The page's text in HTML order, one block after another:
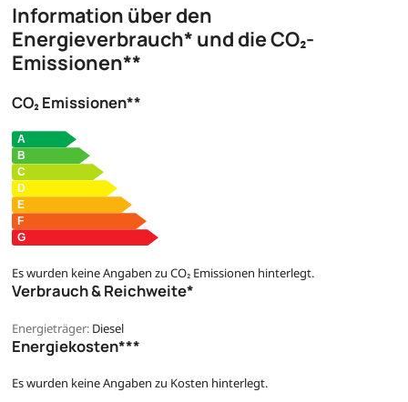
Information über den
Energieverbrauch* und die CO₂-
Emissionen**
CO₂ Emissionen**
Es wurden keine Angaben zu CO₂ Emissionen hinterlegt.
Verbrauch & Reichweite*
Energieträger: Diesel
Energiekosten***
Es wurden keine Angaben zu Kosten hinterlegt.